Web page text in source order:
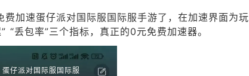
加速蛋仔派对国际服国际服手游了，在加速界面为玩
“丢包率”三个指标，真正的0元免费加速器。
蛋仔派对国际服国际服